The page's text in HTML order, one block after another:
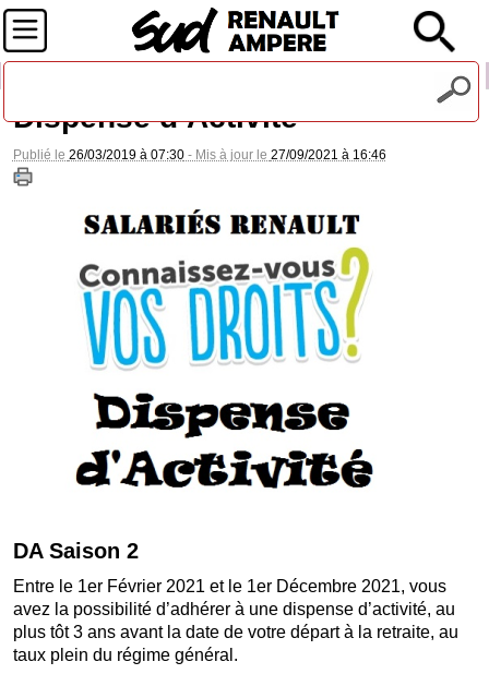
Dispense d’Activité
Publié le 26/03/2019 à 07:30- Mis à jour le 27/09/2021 à 16:46
DA Saison 2
Entre le 1er Février 2021 et le 1er Décembre 2021, vous
avez la possibilité d’adhérer à une dispense d’activité, au
plus tôt 3 ans avant la date de votre départ à la retraite, au
taux plein du régime général.